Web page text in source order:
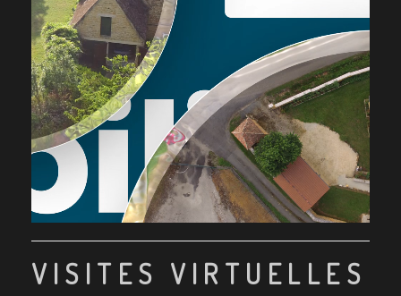
VISITES VIRTUELLES